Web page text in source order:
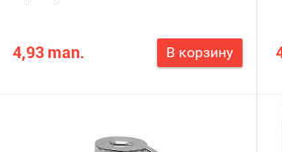
4,93 man. В корзину